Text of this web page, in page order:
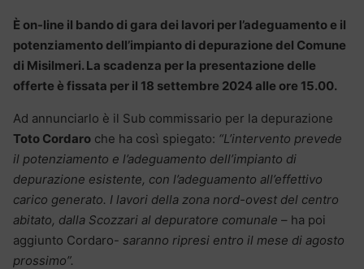
È on-line il bando di gara dei lavori per l’adeguamento e il
potenziamento dell’impianto di depurazione del Comune
di Misilmeri. La scadenza per la presentazione delle
offerte è fissata per il 18 settembre 2024 alle ore 15.00.
Ad annunciarlo è il Sub commissario per la depurazione
Toto Cordaro che ha così spiegato: “L’intervento prevede
il potenziamento e l’adeguamento dell’impianto di
depurazione esistente, con l’adeguamento all’effettivo
carico generato. I lavori della zona nord-ovest del centro
abitato, dalla Scozzari al depuratore comunale – ha poi
aggiunto Cordaro- saranno ripresi entro il mese di agosto
prossimo”.